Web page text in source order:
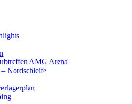
AMG Arena
Nordschleife